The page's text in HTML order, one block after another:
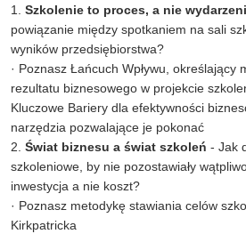
1.
Szkolenie to proces, a nie
powiązanie między spotkaniem na sali
wyników przedsiębiorstwa?
· Poznasz Łańcuch Wpływu, określający
rezultatu biznesowego w projekcie
Kluczowe Bariery dla efektywności
narzędzia pozwalające je pokonać
2. Świat biznesu a świat szkoleń - Jak
szkoleniowe, by nie pozostawiały
inwestycja a nie koszt?
· Poznasz metodykę stawiania celów
Kirkpatricka